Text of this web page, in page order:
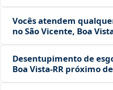
Vocês atendem
no São Vicente, Boa
Desentupimento de
Boa Vista‑RR próximo